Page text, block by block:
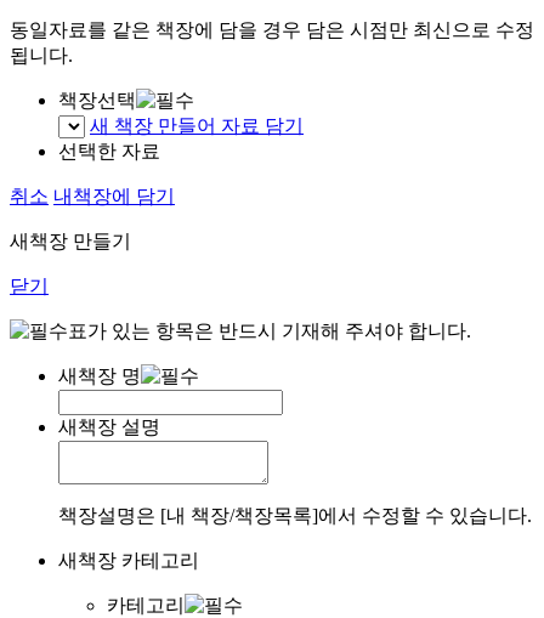
동일자료를 같은 책장에 담을 경우 담은 시점만 최신으로 수정
됩니다.
책장선택
새 책장 만들어 자료 담기
선택한 자료
취소 내책장에 담기
새책장 만들기
닫기
표가 있는 항목은 반드시 기재해 주셔야 합니다.
새책장 명
새책장 설명
책장설명은 [내 책장/책장목록]에서 수정할 수 있습니다.
새책장 카테고리
카테고리